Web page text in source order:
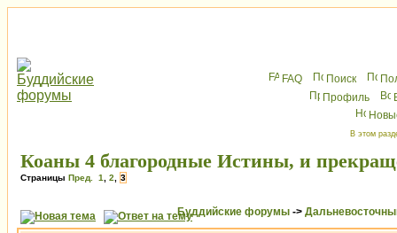
FAQ Поиск
Профиль
В этом
Коаны 4 благородные Истины, и
Страницы Пред. 1 2 3
Буддийские форумы ->